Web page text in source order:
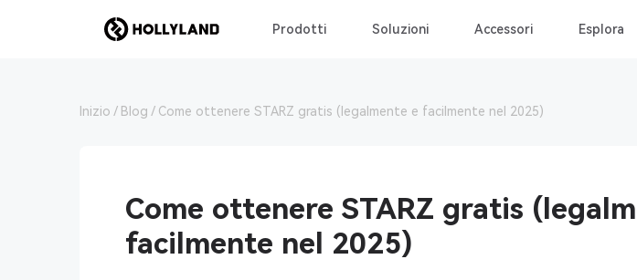
Prodotti Soluzioni Accessori Esplora
Inizio Blog Come ottenere STARZ gratis (legalmente e facilmente nel 2025)
Come ottenere STARZ gratis
facilmente nel 2025)